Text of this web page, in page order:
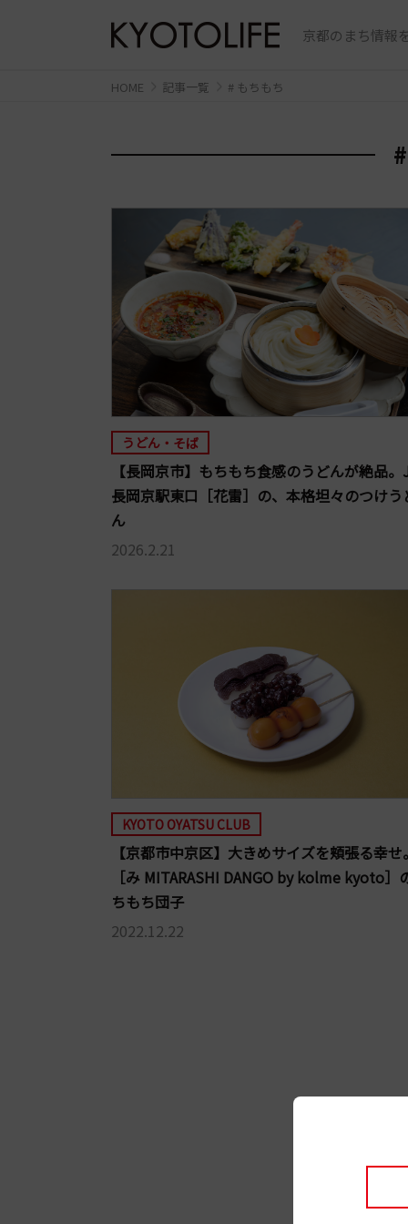
京都のまち情報
HOME 記事一覧 # もちもち
うどん・そば
【長岡京市】もちもち食感のうどんが絶品。
長岡京駅東口［花雷］の、本格坦々のつけう
ん
2026.2.21
KYOTO OYATSU CLUB
【京都市中京区】大きめサイズを頬張る幸せ。
［み MITARASHI DANGO by kolme kyoto］
ちもち団子
2022.12.22